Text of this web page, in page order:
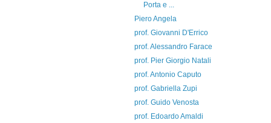
Porta e ...
Piero Angela
prof. Giovanni D'Errico
prof. Alessandro Farace
prof. Pier Giorgio Natali
prof. Antonio Caputo
prof. Gabriella Zupi
prof. Guido Venosta
prof. Edoardo Amaldi